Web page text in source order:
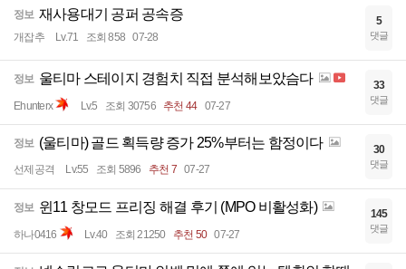
정보 재사용대기 공퍼 공속증
개잡추 Lv.71 조회 858 07-28
5
댓글
정보 울티마 스테이지 경험치 직접 분석해보았슴다
Ehunterx Lv.5 조회 30756 추천 44 07-27
33
댓글
정보 (울티마) 골드 획득량 증가 25%부터는 함정이다
선제공격 Lv.55 조회 5896 추천 7 07-27
30
댓글
정보 윈11 창모드 프리징 해결 후기 (MPO 비활성화)
하나0416 Lv.40 조회 21250 추천 50 07-27
145
댓글